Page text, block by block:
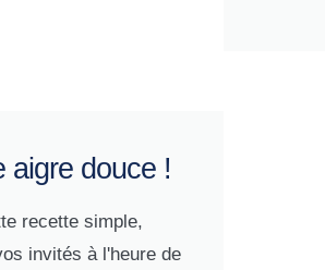
aigre douce !
recette simple,
invités à l'heure de